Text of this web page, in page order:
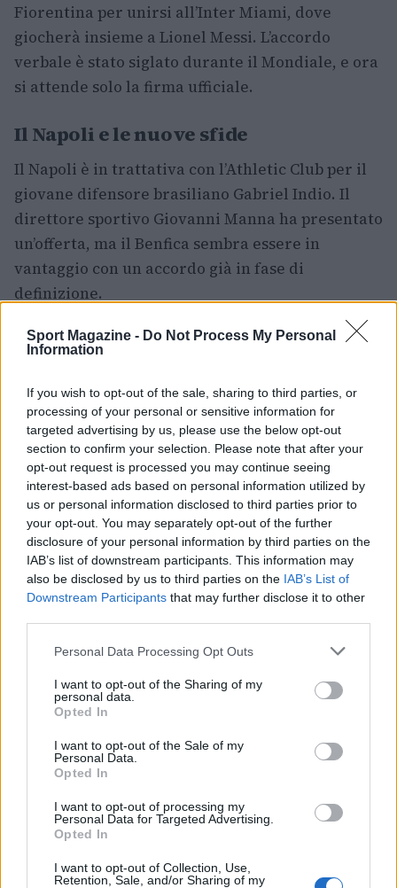
Sport Magazine - Do Not Process My Personal
Information
If you wish to opt-out of the sale, sharing to third parties, or
processing of your personal or sensitive information for
targeted advertising by us, please use the below opt-out
section to confirm your selection. Please note that after your
opt-out request is processed you may continue seeing
interest-based ads based on personal information utilized by
us or personal information disclosed to third parties prior to
your opt-out. You may separately opt-out of the further
disclosure of your personal information by third parties on the
IAB’s list of downstream participants. This information may
also be disclosed by us to third parties on the IAB’s List of
Downstream Participants that may further disclose it to other
Please note that this website/app uses one or more Google
not limited to your visit or usage behaviour. You may click to
grant or deny consent to Google and its third-party tags to
use your data for below specified purposes in below Google
consent section.
Personal Data Processing Opt Outs
I want to opt-out of the Sharing of my
personal data.
Opted In
I want to opt-out of the Sale of my
Personal Data.
Opted In
I want to opt-out of processing my
Personal Data for Targeted Advertising.
Opted In
I want to opt-out of Collection, Use,
Retention, Sale, and/or Sharing of my
Fiorentina per unirsi all’Inter Miami, dove
giocherà insieme a Lionel Messi. L’accordo
verbale è stato siglato durante il Mondiale, e ora
si attende solo la firma ufficiale.
Il Napoli e le nuove sfide
Il Napoli è in trattativa con l’Athletic Club per il
giovane difensore brasiliano Gabriel Indio. Il
direttore sportivo Giovanni Manna ha presentato
un’offerta, ma il Benfica sembra essere in
vantaggio con un accordo già in fase di
definizione.
Massimiliano Allegri sarà il nuovo allenatore del
Napoli, con un contratto di tre anni. L’allenatore
livornese ha già iniziato a definire il suo staff,
con alcune conferme e nuovi innesti. La prossima
settimana sarà quella della firma ufficiale, e
Allegri potrà così cominciare a lavorare con la
squadra.
Il calciomercato estivo 2026 continua a riservare
sorprese e colpi di scena. Con trattative in corso
e giocatori in movimento, i club stanno cercando
di rafforzare le proprie rose in vista della nuova
stagione. Restate sintonizzati per ulteriori
aggiornamenti sulle ultime novità del mercato.
Ilaria Mauri
Ilaria Mauri, bolognese, decise di seguire il
Dall'Ara durante una partita decisiva: oggi
coordina le pagine di competizioni e
commenti. In redazione predilige reportage
partita come prova della svolta.